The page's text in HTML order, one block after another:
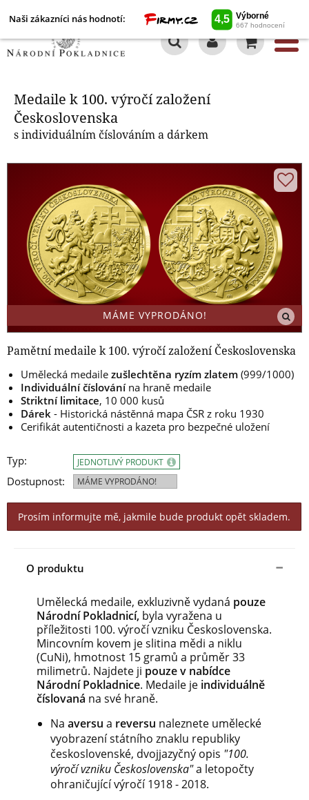
Naši zákazníci nás hodnotí:
Medaile k 100. výročí založení
Československa
s individuálním číslováním a dárkem
MÁME VYPRODÁNO!
Pamětní medaile k 100. výročí založení Československa
Umělecká medaile zušlechtěna ryzím zlatem (999/1000)
Individuální číslovánína hraně medaile
Striktní limitace, 10 000 kusů
Dárek - Historická nástěnná mapa ČSR z roku 1930
Cerifikát autentičnosti a kazeta pro bezpečné uložení
Typ:
Dostupnost:
JEDNOTLIVÝ PRODUKT
MÁME VYPRODÁNO!
Prosím informujte mě, jakmile bude produkt opět skladem.
O produktu
Umělecká medaile, exkluzivně vydaná pouze
Národní Pokladnicí, byla vyražena u
příležitosti 100. výročí vzniku Československa.
Mincovním kovem je slitina mědi a niklu
(CuNi), hmotnost 15 gramů a průměr 33
milimetrů. Najdete ji pouze v nabídce
Národní Pokladnice. Medaile je individuálně
číslovaná na své hraně.
Na aversu a reversu naleznete umělecké
vyobrazení státního znaklu republiky
československé, dvojjazyčný opis "100.
výročí vzniku Československa"a letopočty
ohraničující výročí 1918 - 2018.
Medaile k 100. výročí založení